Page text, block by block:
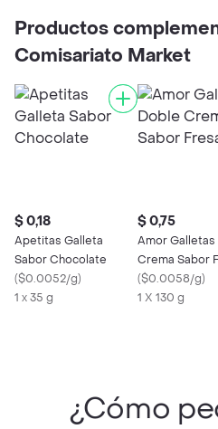
Productos
Comisariato Market
$ 0,18
Apetitas Galleta
Sabor Chocolate
($0.0052/g)
1 x 35 g
$ 0,75
Amor Galletas
Crema Sabor
($0.0058/g)
1 X 130 g
¿Cómo